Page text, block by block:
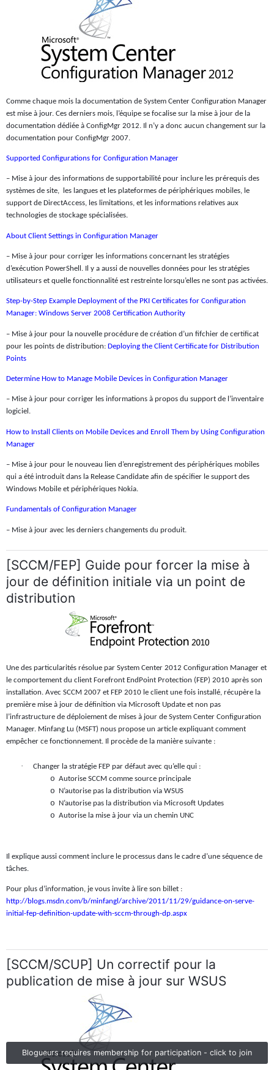
Blogueurs requires membership for participation - click to join
Comme chaque mois la documentation de System Center Configuration Manager
est mise à jour. Ces derniers mois, l’équipe se focalise sur la mise à jour de la
documentation dédiée à ConfigMgr 2012. Il n’y a donc aucun changement sur la
documentation pour ConfigMgr 2007.
Supported Configurations for Configuration Manager
– Mise à jour des informations de supportabilité pour inclure les prérequis des
systèmes de site,
les langues et les plateformes de périphériques mobiles, le
support de DirectAccess, les limitations, et les informations relatives aux
technologies de stockage spécialisées.
About Client Settings in Configuration Manager
– Mise à jour pour corriger les informations concernant les stratégies
d’exécution PowerShell. Il y a aussi de nouvelles données pour les stratégies
utilisateurs et quelle fonctionnalité est restreinte lorsqu’elles ne sont pas activées.
Step-by-Step Example Deployment of the PKI Certificates for Configuration
Manager: Windows Server 2008 Certification Authority
– Mise à jour pour la nouvelle procédure de création d’un fifchier de certificat
pour les points de distribution: Deploying the Client Certificate for Distribution
Points
Determine How to Manage Mobile Devices in Configuration Manager
– Mise à jour pour corriger les informations à propos du support de l’inventaire
logiciel.
How to Install Clients on Mobile Devices and Enroll Them by Using Configuration
Manager
– Mise à jour pour le nouveau lien d’enregistrement des périphériques mobiles
qui a été introduit dans la Release Candidate afin de spécifier le support des
Windows Mobile et périphériques Nokia.
Fundamentals of Configuration Manager
– Mise à jour avec les derniers changements du produit.
[SCCM/FEP] Guide pour forcer la mise à
jour de définition initiale via un point de
distribution
Une des particularités résolue par System Center 2012 Configuration Manager et
le comportement du client Forefront EndPoint Protection (FEP) 2010 après son
installation. Avec SCCM 2007 et FEP 2010 le client une fois installé, récupère la
première mise à jour de définition via Microsoft Update et non pas
l’infrastructure de déploiement de mises à jour de System Center Configuration
Manager. Minfang Lu (MSFT) nous propose un article expliquant comment
empêcher ce fonctionnement. Il procède de la manière suivante :
· Changer la stratégie FEP par défaut avec qu’elle qui :
o Autorise SCCM comme source principale
o N’autorise pas la distribution via WSUS
o N’autorise pas la distribution via Microsoft Updates
o Autorise la mise à jour via un chemin UNC
Il explique aussi comment inclure le processus dans le cadre d’une séquence de
tâches.
Pour plus d’information, je vous invite à lire son billet :
http://blogs.msdn.com/b/minfangl/archive/2011/11/29/guidance-on-serve-
initial-fep-definition-update-with-sccm-through-dp.aspx
[SCCM/SCUP] Un correctif pour la
publication de mise à jour sur WSUS